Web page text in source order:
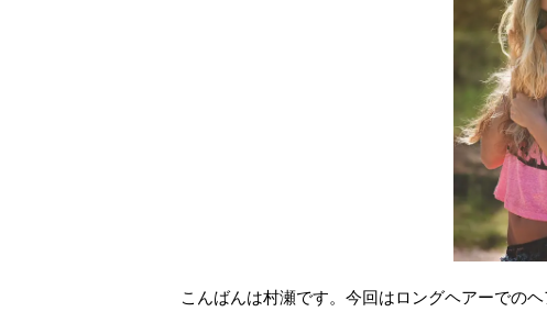
こんばんは村瀬です。今回はロングヘアーでの